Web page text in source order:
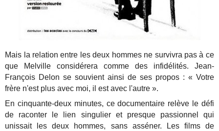
Mais la relation entre les deux hommes ne survivra pas à ce
que Melville considérera comme des infidélités. Jean-
François Delon se souvient ainsi de ses propos : « Votre
frère n'est plus avec moi, il est avec l'autre ».
En cinquante-deux minutes, ce documentaire relève le défi
de raconter le lien singulier et presque passionnel qui
unissait les deux hommes, sans asséner. Les films de